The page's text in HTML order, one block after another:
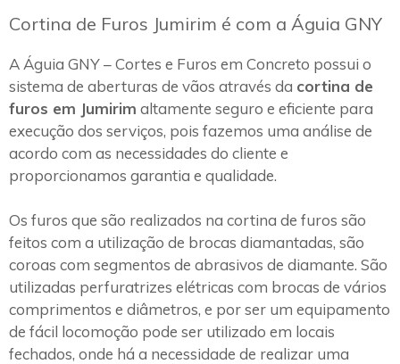
Cortina de Furos Jumirim é com a Águia GNY
A Águia GNY – Cortes e Furos em Concreto possui o
sistema de aberturas de vãos através da cortina de
furos em Jumirim altamente seguro e eficiente para
execução dos serviços, pois fazemos uma análise de
acordo com as necessidades do cliente e
proporcionamos garantia e qualidade.
Os furos que são realizados na cortina de furos são
feitos com a utilização de brocas diamantadas, são
coroas com segmentos de abrasivos de diamante. São
utilizadas perfuratrizes elétricas com brocas de vários
comprimentos e diâmetros, e por ser um equipamento
de fácil locomoção pode ser utilizado em locais
fechados, onde há a necessidade de realizar uma